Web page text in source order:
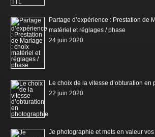
Partage d’expérience : Prestation de
matériel et réglages / phase
24 juin 2020
Le choix de la vitesse d’obturation en
22 juin 2020
Je photographie et mets en valeur